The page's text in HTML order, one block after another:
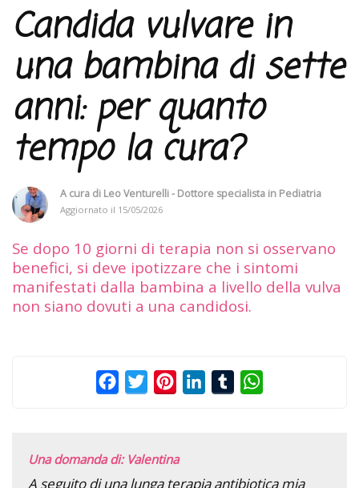
Candida vulvare in
una bambina di sette
anni: per quanto
tempo la cura?
A cura di Leo Venturelli - Dottore specialista in Pediatria
Aggiornato il 15/05/2026
Se dopo 10 giorni di terapia non si osservano
benefici, si deve ipotizzare che i sintomi
manifestati dalla bambina a livello della vulva
non siano dovuti a una candidosi.
FacebookTwitterPinterestLinkedInTumblr
Una domanda di: Valentina
A seguito di una lunga terapia antibiotica mia